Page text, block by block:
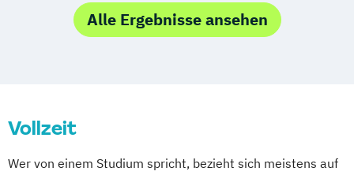
Alle Ergebnisse ansehen
Vollzeit
Wer von einem Studium spricht, bezieht sich meistens auf